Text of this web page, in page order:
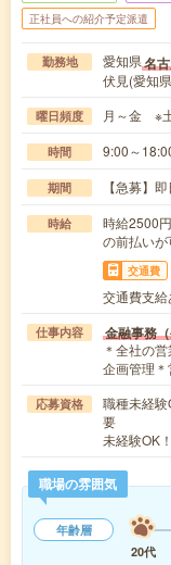
正社員への紹介予定派遣
勤務地 愛知県名
伏見(愛知
曜日頻度 月～金 ※
時間 9:00～
期間 【急募】
時給
時給2500
の前払いが
交通費
交通費支給
仕事内容 金融事務
＊全社の
企画管理
応募資格
職種未経
要
未経験OK
職場の雰囲気
年齢層
20代